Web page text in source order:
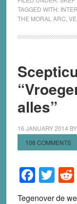
TAGGED WITH:
THE MORAL ARC
alles”
16 JANUARY 2014 BY
106 COMMENTS
Tegenover de